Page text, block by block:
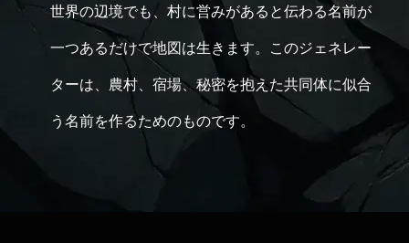
世界の辺境でも、村に営みがあると伝わる名前が
一つあるだけで地図は生きます。このジェネレー
ターは、農村、宿場、秘密を抱えた共同体に似合
う名前を作るためのものです。